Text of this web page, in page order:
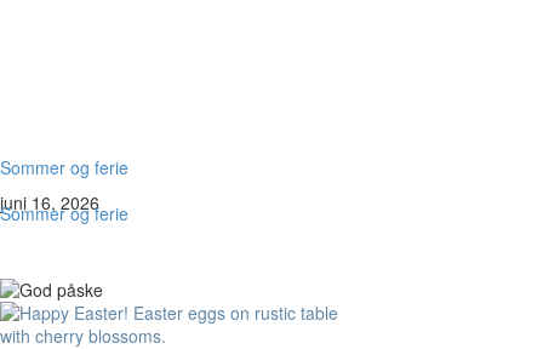
Sommer og ferie
juni 16, 2026
Sommer og ferie